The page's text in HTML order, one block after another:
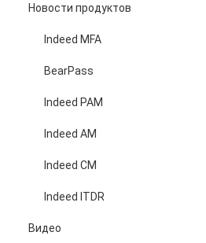
Новости продуктов
Indeed MFA
BearPass
Indeed PAM
Indeed AM
Indeed CM
Indeed ITDR
Видео